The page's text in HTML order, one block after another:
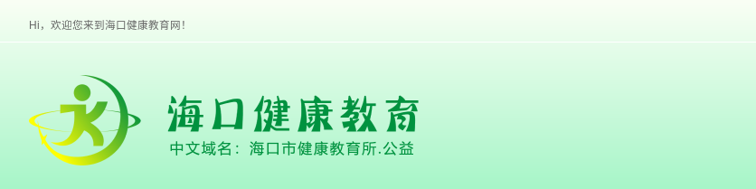
进
Hi，欢迎您来到海口健康教育网！